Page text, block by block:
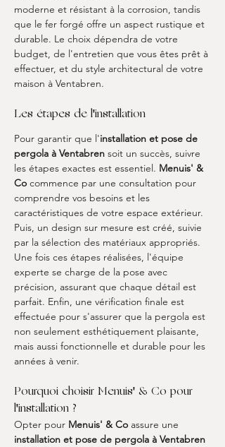
moderne et résistant à la corrosion, tandis
que le fer forgé offre un aspect rustique et
durable. Le choix dépendra de votre
budget, de l'entretien que vous êtes prêt à
effectuer, et du style architectural de votre
maison à Ventabren.
Les étapes de l'installation
Pour garantir que l'installation et pose de
pergola à Ventabren soit un succès, suivre
les étapes exactes est essentiel. Menuis' &
Co commence par une consultation pour
comprendre vos besoins et les
caractéristiques de votre espace extérieur.
Puis, un design sur mesure est créé, suivie
par la sélection des matériaux appropriés.
Une fois ces étapes réalisées, l'équipe
experte se charge de la pose avec
précision, assurant que chaque détail est
parfait. Enfin, une vérification finale est
effectuée pour s'assurer que la pergola est
non seulement esthétiquement plaisante,
mais aussi fonctionnelle et durable pour les
années à venir.
Pourquoi choisir Menuis' & Co pour
l'installation ?
Opter pour Menuis' & Co assure une
installation et pose de pergola à Ventabren